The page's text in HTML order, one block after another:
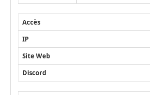
Accès
IP
Site Web
Discord